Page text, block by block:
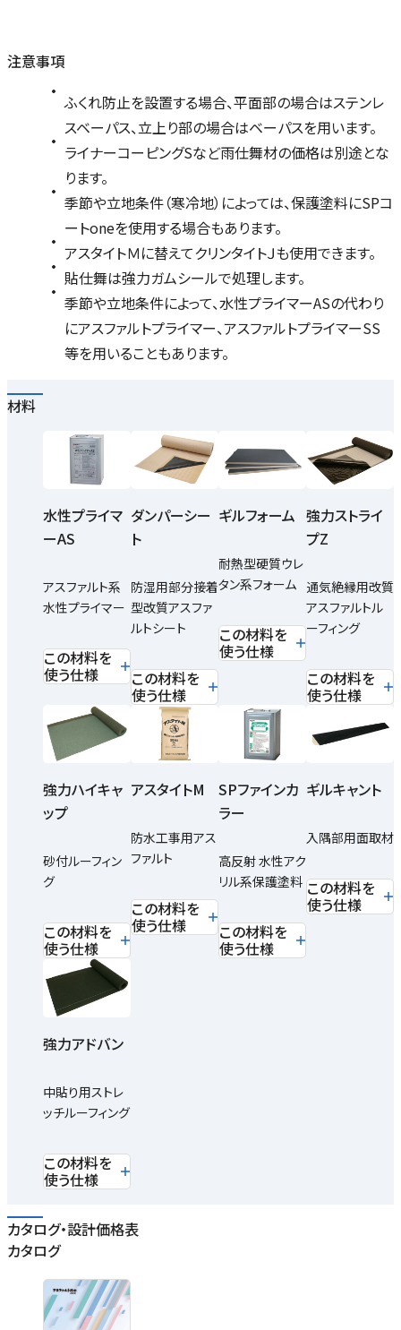
注意事項
ふくれ防止を設置する場合、平面部の場合はステンレ
スベーパス、立上り部の場合はベーパスを用います。
ライナーコーピングSなど雨仕舞材の価格は別途とな
ります。
季節や立地条件（寒冷地）によっては、保護塗料にSPコ
ートoneを使用する場合もあります。
アスタイトＭに替えてクリンタイトＪも使用できます。
貼仕舞は強力ガムシールで処理します。
季節や立地条件によって、水性プライマーASの代わり
にアスファルトプライマー、アスファルトプライマーSS
等を用いることもあります。
材料
水性プライマ
ーAS
アスファルト系
水性プライマー
この材料を
使う仕様
ダンパーシー
ト
防湿用部分接着
型改質アスファ
ルトシート
この材料を
使う仕様
ギルフォーム
耐熱型硬質ウレ
タン系フォーム
この材料を
使う仕様
強力ストライ
プZ
通気絶縁用改質
アスファルトル
ーフィング
この材料を
使う仕様
強力ハイキャ
ップ
砂付ルーフィン
グ
この材料を
使う仕様
アスタイトM
防水工事用アス
ファルト
この材料を
使う仕様
SPファインカ
ラー
高反射 水性アク
リル系保護塗料
この材料を
使う仕様
ギルキャント
入隅部用面取材
この材料を
使う仕様
強力アドバン
中貼り用ストレ
ッチルーフィング
この材料を
使う仕様
カタログ・設計価格表
カタログ